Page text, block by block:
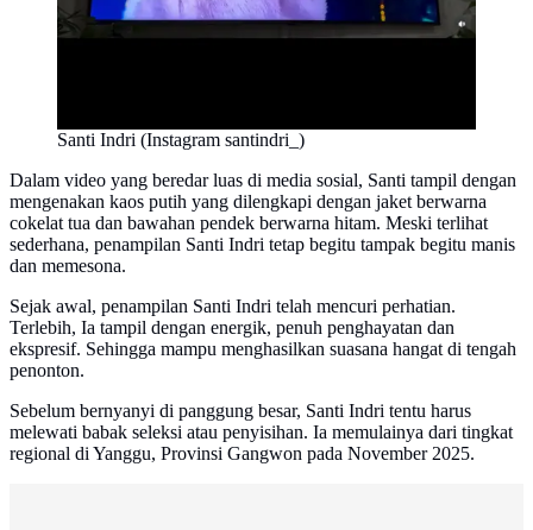
Santi Indri (Instagram santindri_)
Dalam video yang beredar luas di media sosial, Santi tampil dengan
mengenakan kaos putih yang dilengkapi dengan jaket berwarna
cokelat tua dan bawahan pendek berwarna hitam. Meski terlihat
sederhana, penampilan Santi Indri tetap begitu tampak begitu manis
dan memesona.
Sejak awal, penampilan Santi Indri telah mencuri perhatian.
Terlebih, Ia tampil dengan energik, penuh penghayatan dan
ekspresif. Sehingga mampu menghasilkan suasana hangat di tengah
penonton.
Sebelum bernyanyi di panggung besar, Santi Indri tentu harus
melewati babak seleksi atau penyisihan. Ia memulainya dari tingkat
regional di Yanggu, Provinsi Gangwon pada November 2025.